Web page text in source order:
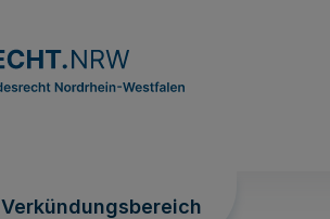
Verkündungsbereich